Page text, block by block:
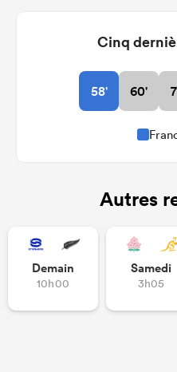
Cinq
58' 60'
Autres
Demain
10h00
Samedi
3h05